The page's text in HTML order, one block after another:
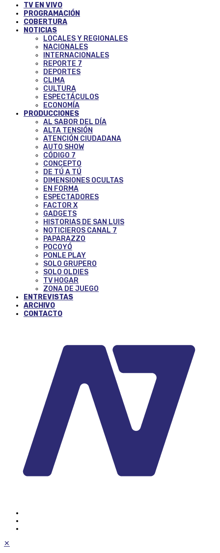
TV EN VIVO
PROGRAMACIÓN
COBERTURA
NOTICIAS
LOCALES Y REGIONALES
NACIONALES
INTERNACIONALES
REPORTE 7
DEPORTES
CLIMA
CULTURA
ESPECTÁCULOS
ECONOMÍA
PRODUCCIONES
AL SABOR DEL DÍA
ALTA TENSIÓN
ATENCIÓN CIUDADANA
AUTO SHOW
CÓDIGO 7
CONCEPTO
DE TÚ A TÚ
DIMENSIONES OCULTAS
EN FORMA
ESPECTADORES
FACTOR X
GADGETS
HISTORIAS DE SAN LUIS
NOTICIEROS CANAL 7
PAPARAZZO
POCOYÓ
PONLE PLAY
SOLO GRUPERO
SOLO OLDIES
TV HOGAR
ZONA DE JUEGO
ENTREVISTAS
ARCHIVO
CONTACTO
✕